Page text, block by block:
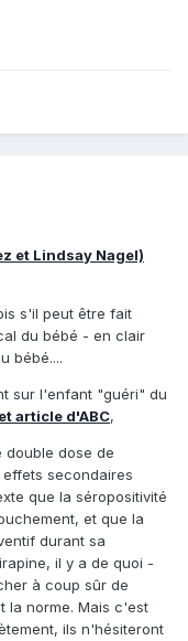
et Lindsay Nagel)
s'il peut être fait
du bébé - en clair
bébé....
sur l'enfant "guéri" du
article d'ABC,
double dose de
secondaires
que la séropositivité
et que la
durant sa
il y a de quoi -
à coup sûr de
la norme. Mais c'est
ils n'hésiteront